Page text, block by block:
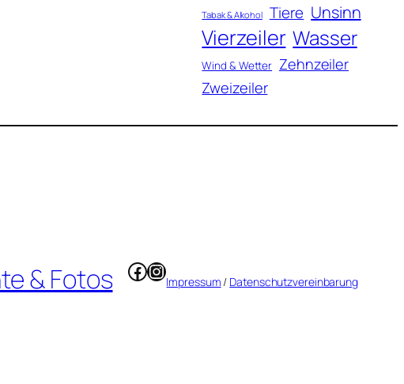
Tabak & Alkohol Tiere Unsinn
Vierzeiler Wasser
Wind & Wetter Zehnzeiler
Zweizeiler
& Fotos Facebook
Instagram
Impressum / Datenschutzvereinbarung